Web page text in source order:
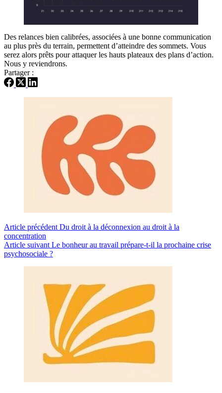
Des relances bien calibrées, associées à une bonne communication
au plus près du terrain, permettent d’atteindre des sommets. Vous
serez alors prêts pour attaquer les hauts plateaux des plans d’action.
Nous y reviendrons.
Partager :
Article précédent Du droit à la déconnexion au droit à la
concentration
Article suivant Le bonheur au travail prépare-t-il la prochaine crise
psychosociale ?